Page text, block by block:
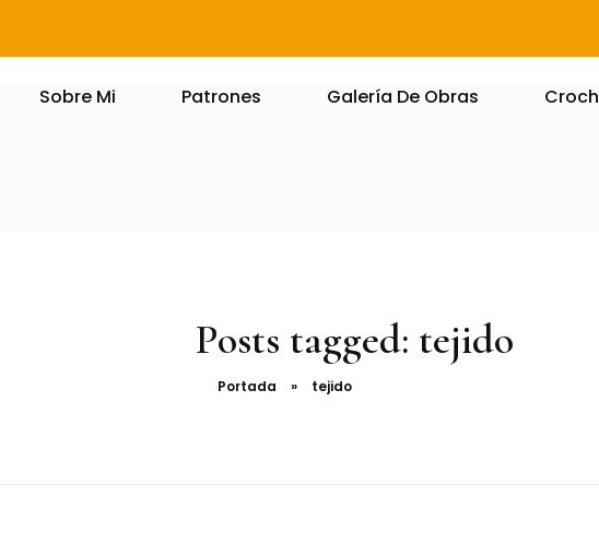
Sobre Mi Patrones Galería De Obras
Portada » tejido
Posts tagged: tejido